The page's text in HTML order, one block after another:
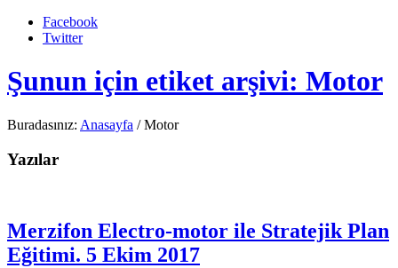
Facebook
Twitter
Şunun için etiket arşivi: Motor
Buradasınız: Anasayfa / Motor
Yazılar
Merzifon Electro-motor ile Stratejik Plan
Eğitimi. 5 Ekim 2017